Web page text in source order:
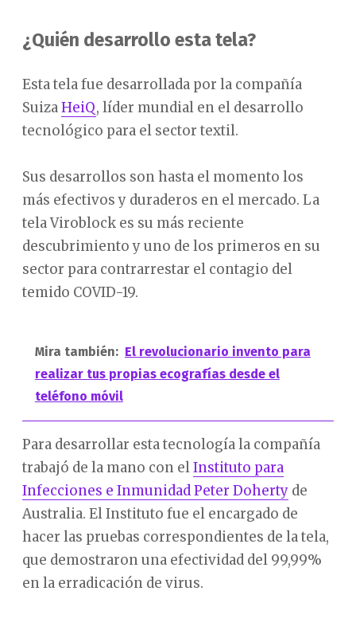
¿Quién desarrollo esta tela?
Esta tela fue desarrollada por la compañía
SuizaHeiQ, líder mundial en el desarrollo
tecnológico para el sector textil.
Sus desarrollos son hasta el momento los
más efectivos y duraderos en el mercado. La
tela Viroblock es su más reciente
descubrimiento y uno de los primeros en su
sector para contrarrestar el contagio del
temido COVID-19.
Mira también: El revolucionario invento para
realizar tus propias ecografías desde el
teléfono móvil
Para desarrollar esta tecnología la compañía
trabajó de la mano con elInstituto para
Infecciones e Inmunidad Peter Dohertyde
Australia. El Instituto fue el encargado de
hacer las pruebas correspondientes de la tela,
que demostraron una efectividad del 99,99%
en la erradicación de virus.